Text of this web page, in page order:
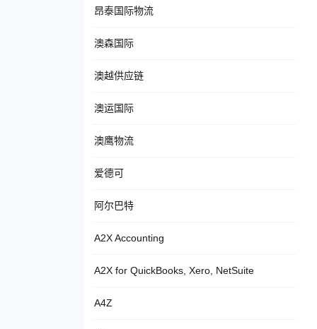
昂泰国际物流
澳森国际
澳越供应链
澳运国际
澳鹰物流
爱德可
阿尔巴特
A2X Accounting
A2X for QuickBooks, Xero, NetSuite
A4Z